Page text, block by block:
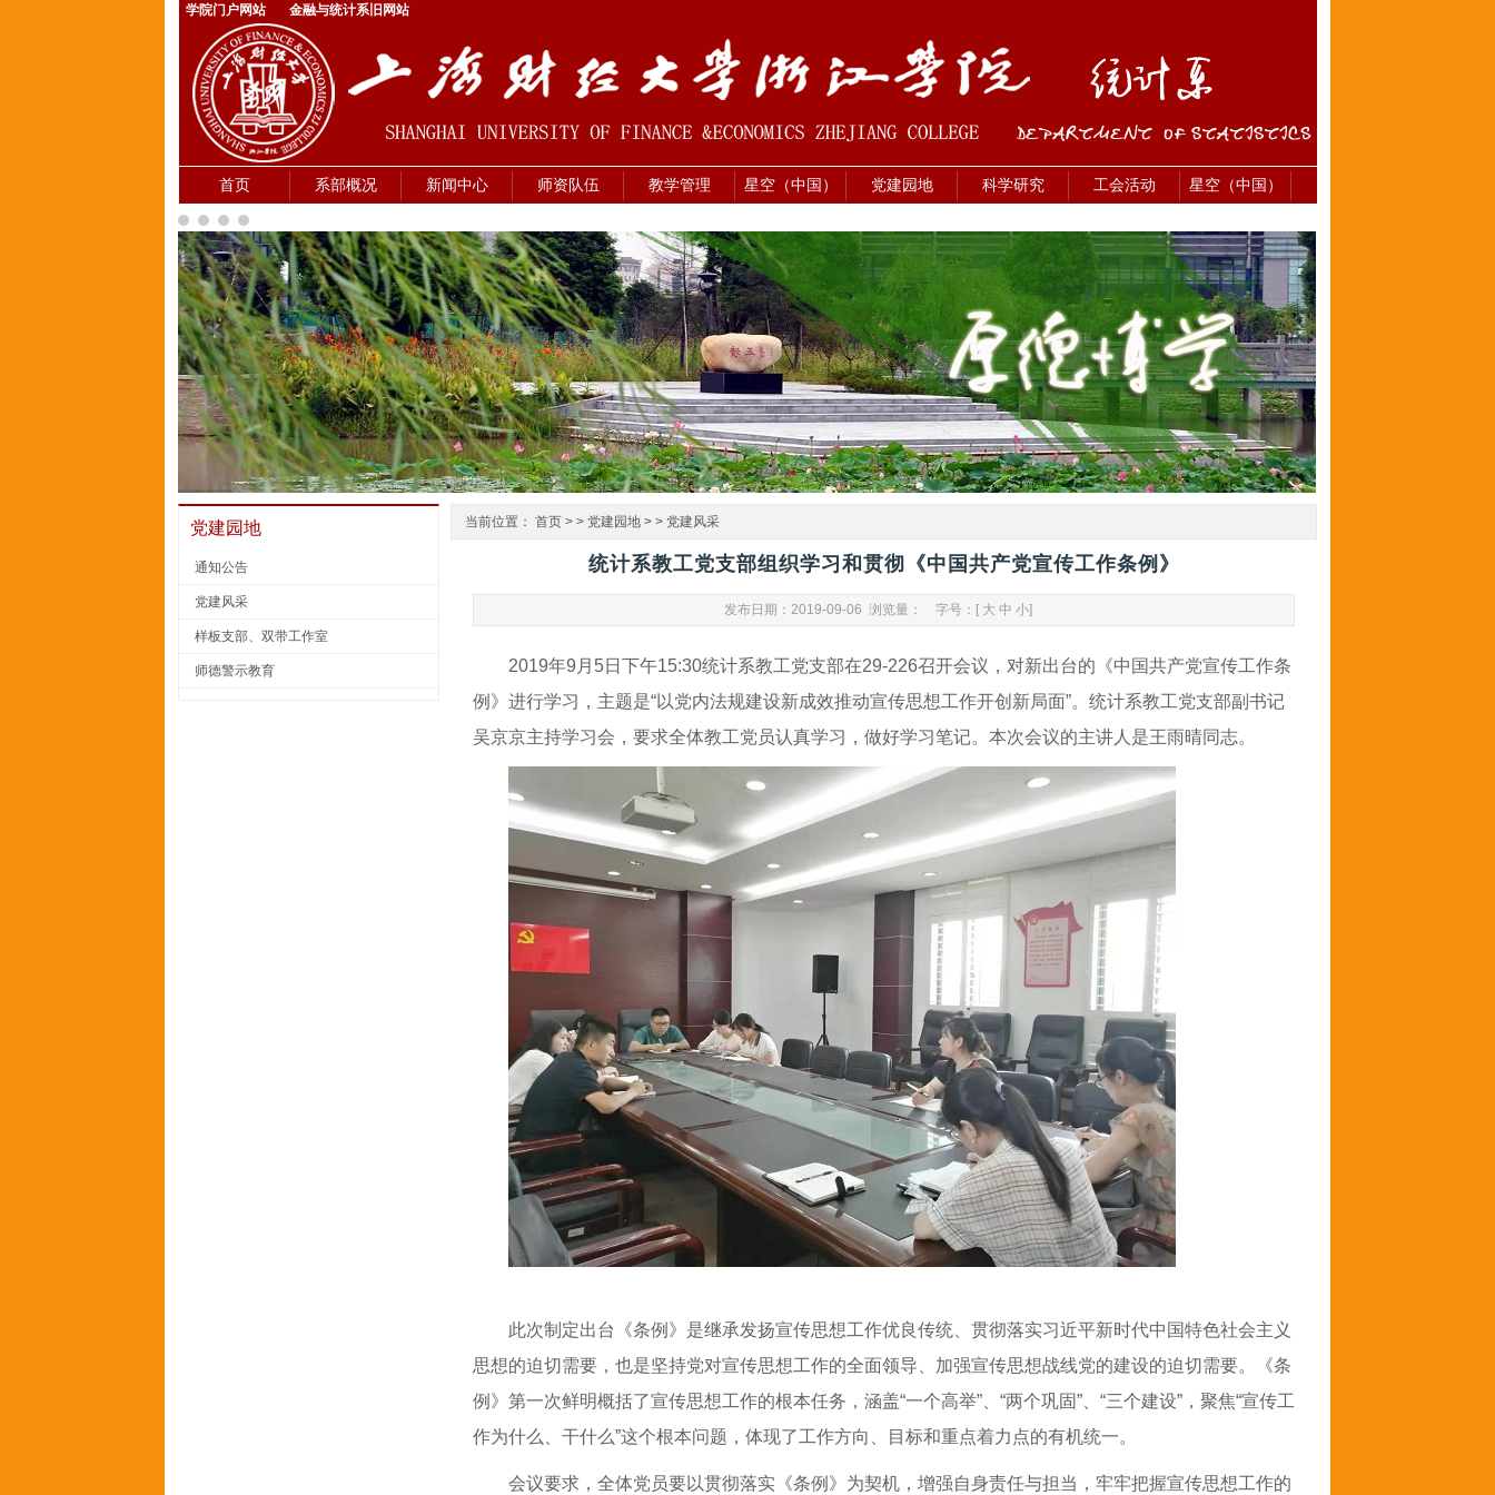
学院门户网站 金融与统计系旧网站
首页 系部概况 新闻中心 师资队伍 教学管理 星空（中国） 党建园地 科学研究 工会活动 星空（中国）
党建园地
通知公告
党建风采
样板支部、双带工作室
师德警示教育
当前位置： 首页 > > 党建园地 > > 党建风采
统计系教工党支部组织学习和贯彻《中国共产党宣传工作条例》
发布日期：2019-09-06 浏览量： 字号：[ 大 中 小]
2019年9月5日下午15:30统计系教工党支部在29-226召开会议，对新出台的《中国共产党宣传工作条
例》进行学习，主题是“以党内法规建设新成效推动宣传思想工作开创新局面”。统计系教工党支部副书记
吴京京主持学习会，要求全体教工党员认真学习，做好学习笔记。本次会议的主讲人是王雨晴同志。
此次制定出台《条例》是继承发扬宣传思想工作优良传统、贯彻落实习近平新时代中国特色社会主义
思想的迫切需要 ， 也是坚持党对宣传思想工作的全面领导、加强宣传思想战线党的建设的迫切需要。《条
例》第一次鲜明概括了宣传思想工作的根本任务， 涵盖“一个高举”、“两个巩固”、“三个建设”，聚焦“宣传工
作为什么、干什么”这个根本问题，体现了工作方向、目标和重点着力点的有机统一。
会议要求，全体党员要以贯彻落实《条例》为契机 ，增强自身责任与担当， 牢牢把握宣传思想工作的